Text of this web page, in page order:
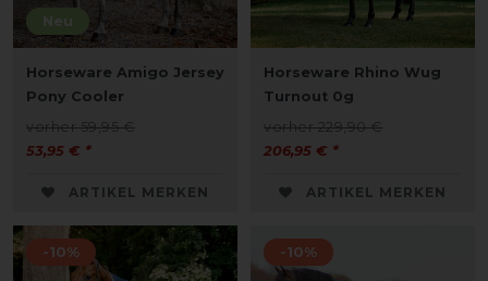
Neu
Horseware Amigo Jersey
Pony Cooler
vorher 59,95 €
53,95 € *
ARTIKEL MERKEN
Horseware Rhino Wug
Turnout 0g
vorher 229,90 €
206,95 € *
ARTIKEL MERKEN
-10% -10%